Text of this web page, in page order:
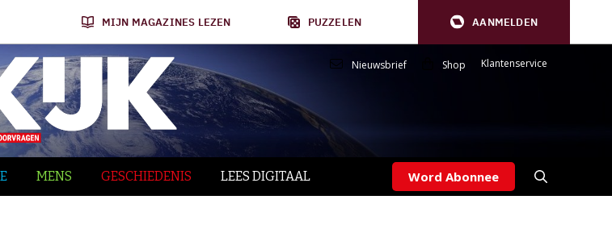
MIJN MAGAZINES LEZEN PUZZELEN AANMELDEN
Nieuwsbrief Shop Klantenservice
MENS GESCHIEDENIS LEES DIGITAAL Word Abonnee